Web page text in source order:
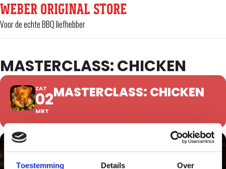
Toestemming Details Over
WEBER ORIGINAL STORE
Voor de echte BBQ liefhebber
MASTERCLASS: CHICKEN
ZAT
02
MRT
MASTERCLASS: CHICKEN